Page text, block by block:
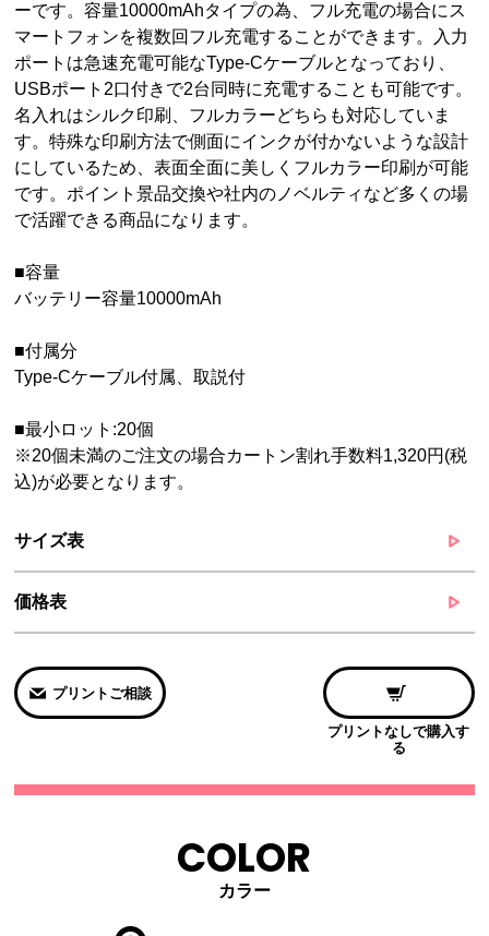
ーです。容量10000mAhタイプの為、フル充電の場合にス
マートフォンを複数回フル充電することができます。入力
ポートは急速充電可能なType-Cケーブルとなっており、
USBポート2口付きで2台同時に充電することも可能です。
名入れはシルク印刷、フルカラーどちらも対応していま
す。特殊な印刷方法で側面にインクが付かないような設計
にしているため、表面全面に美しくフルカラー印刷が可能
です。ポイント景品交換や社内のノベルティなど多くの場
で活躍できる商品になります。
■容量
バッテリー容量10000mAh
■付属分
Type-Cケーブル付属、取説付
■最小ロット:20個
※20個未満のご注文の場合カートン割れ手数料1,320円(税
込)が必要となります。
サイズ表
価格表
プリントご相談
プリントなしで購入す
る
COLOR
カラー